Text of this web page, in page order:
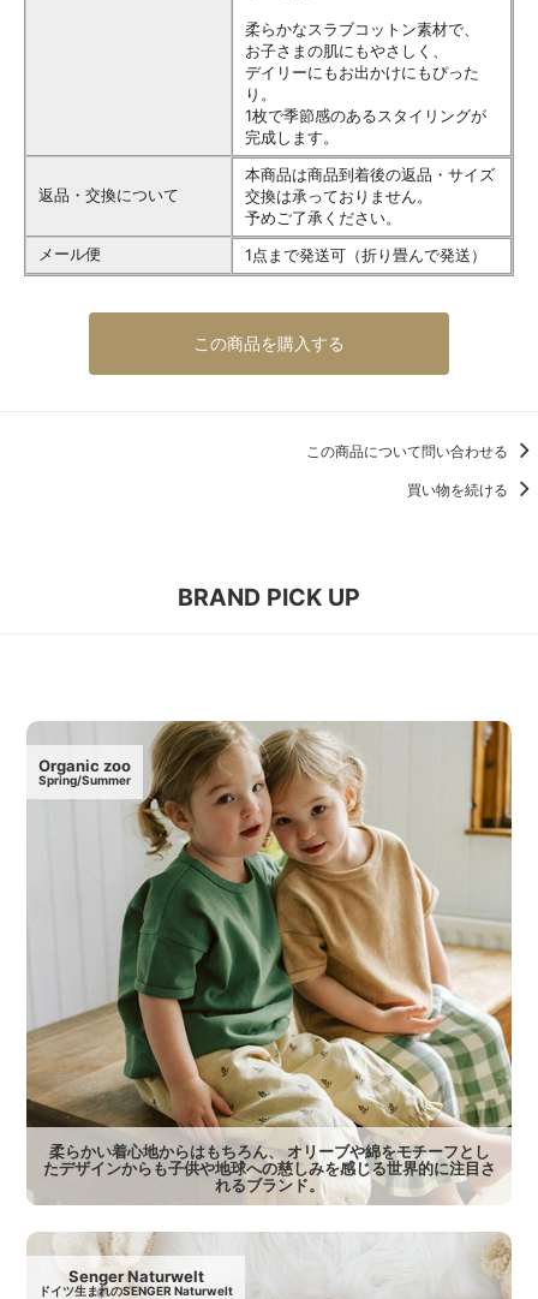
柔らかなスラブコットン素材で、
お子さまの肌にもやさしく、
デイリーにもお出かけにもぴった
り。
1枚で季節感のあるスタイリングが
完成します。
返品・交換について
本商品は商品到着後の返品・サイズ
交換は承っておりません。
予めご了承ください。
メール便
1点まで発送可（折り畳んで発送）
この商品を購入する
この商品について問い合わせる
買い物を続ける
BRAND PICK UP
Organic zoo
Spring/Summer
柔らかい着心地からはもちろん、 オリーブや綿をモチーフとし
たデザインからも子供や地球への慈しみを感じる世界的に注目さ
れるブランド。
Senger Naturwelt
ドイツ生まれのSENGER Naturwelt